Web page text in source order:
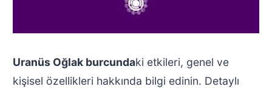
Uranüs Oğlak burcundaki etkileri, genel ve
kişisel özellikleri hakkında bilgi edinin. Detaylı